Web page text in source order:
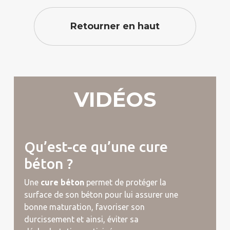
Retourner en haut
VIDÉOS
Qu’est-ce qu’une cure
béton ?
Une cure bétonpermet de protéger la
surface de son béton pour lui assurer une
bonne maturation, favoriser son
durcissement et ainsi, éviter sa